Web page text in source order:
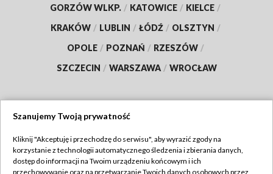
GORZÓW WLKP. / KATOWICE / KIELCE /
KRAKÓW / LUBLIN / ŁÓDŹ / OLSZTYN /
OPOLE / POZNAŃ / RZESZÓW /
SZCZECIN / WARSZAWA / WROCŁAW
TVP
Szanujemy Twoją prywatność
Kliknij "Akceptuję i przechodzę do serwisu", aby wyrazić zgody na
korzystanie z technologii automatycznego śledzenia i zbierania danych,
dostęp do informacji na Twoim urządzeniu końcowym i ich
przechowywanie oraz na przetwarzanie Twoich danych osobowych przez